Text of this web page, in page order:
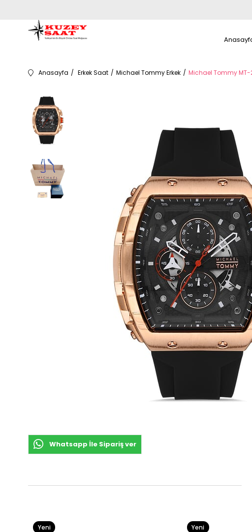
Anasayfa Erkek Saat Michael Tommy Erkek Michael Tommy MT-
Whatsapp İle Sipariş ver
Yeni
Yeni